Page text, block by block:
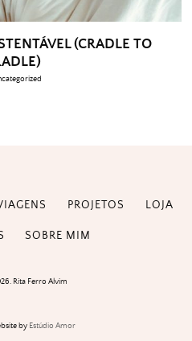
(CRADLE TO
PROJETOS LOJA
SOBRE MIM
Rita Ferro Alvim
by Estúdio Amor